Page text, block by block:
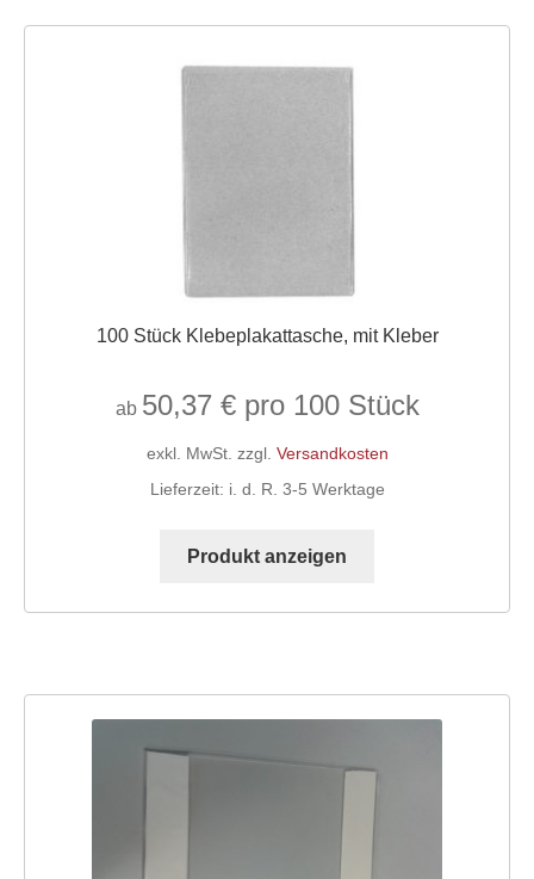
100 Stück Klebeplakattasche, mit Kleber
ab 50,37 €
exkl. MwSt. zzgl. Versandkosten
Lieferzeit: i. d. R. 3-5 Werktage
Produkt anzeigen
mehrere
der